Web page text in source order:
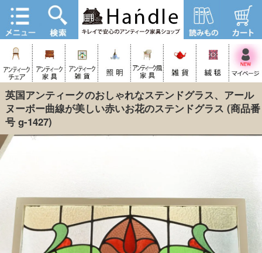
英国アンティークのおしゃれなステンドグラス、アール
ヌーボー曲線が美しい赤いお花のステンドグラス (商品番
号 g-1427)